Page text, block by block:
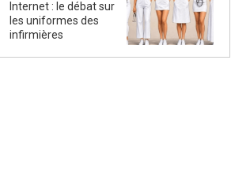
Internet : le débat sur
les uniformes des
infirmières